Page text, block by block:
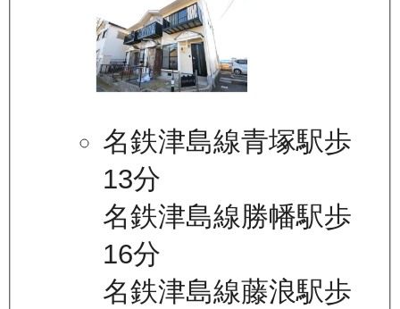
名鉄津島線青塚駅歩
13分
名鉄津島線勝幡駅歩
16分
名鉄津島線藤浪駅歩